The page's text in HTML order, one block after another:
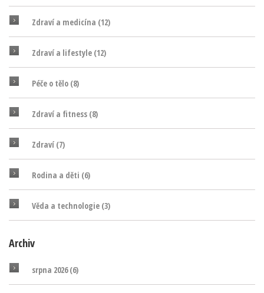
Zdraví a medicína (12)
Zdraví a lifestyle (12)
Péče o tělo (8)
Zdraví a fitness (8)
Zdraví (7)
Rodina a děti (6)
Věda a technologie (3)
Archiv
srpna 2026(6)